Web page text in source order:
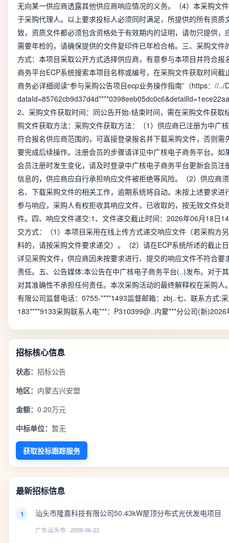
无向某一供应商透露其他供应商响应情况的义务。（4）本采购文
于采购代理人。以上要求投标人必须同时满足，所提供的所有资
致，资质文件都必须包含资格处于有效期内的证明，请勿只提供
需要年检的，请确保提供的文件复印件已年检合格。三、采购文
方式：本项目采取公开方式选择供应商，有意参与本项目并符合
商务平台ECP系统搜索本项目名称或编号，在采购文件获取时间
商务必详细阅读“参与采购公告项目ecp业务操作指南”（https：//../
2、采购文件获取时间：同公告开始-结束时间，需在采购文件获取
购文件获取方法：采购文件获取方法：（1）供应商已注册为中广
符合报名供应商范围的，可直接登录报名并下载采购文件，否则
要完成后续操作。注册会员的步骤请详见中广核电子商务平台。
会员注册时发生变化，请及时登录中广核电子商务平台更新会员
信息的，供应商应自行承担响应文件被拒绝等风险。（2）供应商
名、下载采购文件的相关工作，逾期系统将自动。未按上述要求
参与响应，采购人有权拒收其响应文件，已收取的，按无效文件
件。四、响应文件递交:1、文件递交截止时间：2026年06月18日
交方式：（1）本项目采用在线上传方式递交响应文件（若采购方
料的，请按采购文件要求递交）。（2）请在ECP系统所述的截止
详见采购文件，供应商因未按要求进行、提交的响应文件不符合
责任。五、公告媒体:本公告在中广核电子商务平台(..)发布。对于
对其准确性不承担任何责任。本次采购活动的最终解释权在采购
有限公司监督电话：0755-****1493监督邮箱：zbj..七、联系方式:
183****9133采购联系人电***：P310399@..内蒙***分公司(新
招标核心信息
状态： 招标公告
地区： 内蒙古兴安盟
金额： 0.20万元
中标单位： 暂无
获取投标跟踪服务
最新招标信息
1 汕头市隆嘉科技有限公司50.43kW屋顶分布式光伏发电项目
广东汕头市 · 2026-06-23